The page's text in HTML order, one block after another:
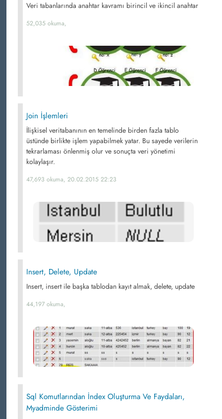
Veri tabanlarında anahtar kavramı birincil ve ikincil anahtar
52,035 okuma,
Join İşlemleri
İlişkisel veritabanının en temelinde birden fazla tablo
üstünde birlikte işlem yapabilmek yatar. Bu sayede verilerin
tekrarlaması önlenmiş olur ve sonuçta veri yönetimi
kolaylaşır.
47,693 okuma, 20.02.2015 22:23
Insert, Delete, Update
Insert, insert ile başka tablodan kayıt almak, delete, update
44,197 okuma,
Sql Komutlarından İndex Oluşturma Ve Faydaları,
Myadminde Gösterimi